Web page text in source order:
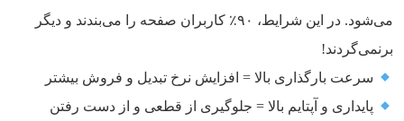
می‌شود. در این شرایط، ۹۰٪ کاربران صفحه را می‌بندند و دیگر
برنمی‌گردند!
سرعت بارگذاری بالا = افزایش نرخ تبدیل و فروش بیشتر
پایداری و آپتایم بالا = جلوگیری از قطعی و از دست رفتن